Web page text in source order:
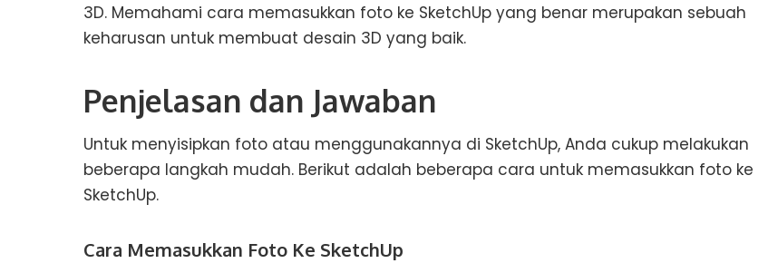
3D. Memahami cara memasukkan foto ke SketchUp yang benar merupakan sebuah
keharusan untuk membuat desain 3D yang baik.
Penjelasan dan Jawaban
Untuk menyisipkan foto atau menggunakannya di SketchUp, Anda cukup melakukan
beberapa langkah mudah. Berikut adalah beberapa cara untuk memasukkan foto ke
SketchUp.
Cara Memasukkan Foto Ke SketchUp